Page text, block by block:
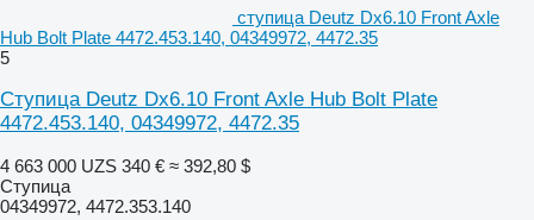
ступица Deutz Dx6.10 Front Axle
Hub Bolt Plate 4472.453.140, 04349972, 4472.35
5
Ступица Deutz Dx6.10 Front Axle Hub Bolt Plate
4472.453.140, 04349972, 4472.35
4 663 000 UZS 340 € ≈ 392,80 $
Ступица
04349972, 4472.353.140